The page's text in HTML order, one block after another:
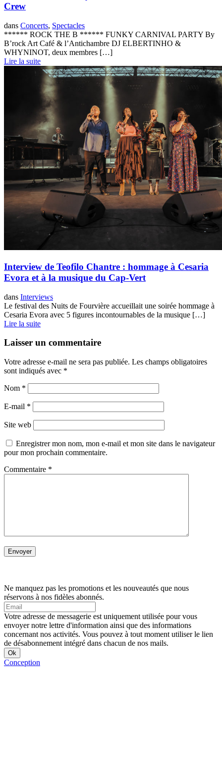
Crew
dans Concerts, Spectacles
****** ROCK THE B ****** FUNKY CARNIVAL PARTY By
B’rock Art Café & l’Antichambre DJ ELBERTINHO &
WHYNINOT, deux membres […]
Lire la suite
Interview de Teofilo Chantre : hommage à Cesaria
Evora et à la musique du Cap-Vert
dans Interviews
Le festival des Nuits de Fourvière accueillait une soirée hommage à
Cesaria Evora avec 5 figures incontournables de la musique […]
Lire la suite
Laisser un commentaire
Votre adresse e-mail ne sera pas publiée. Les champs obligatoires
sont indiqués avec *
Nom *
E-mail *
Site web
Enregistrer mon nom, mon e-mail et mon site dans le navigateur
pour mon prochain commentaire.
Commentaire *
Ne manquez pas les promotions et les nouveautés que nous
réservons à nos fidèles abonnés.
Votre adresse de messagerie est uniquement utilisée pour vous
envoyer notre lettre d'information ainsi que des informations
concernant nos activités. Vous pouvez à tout moment utiliser le lien
de désabonnement intégré dans chacun de nos mails.
Conception